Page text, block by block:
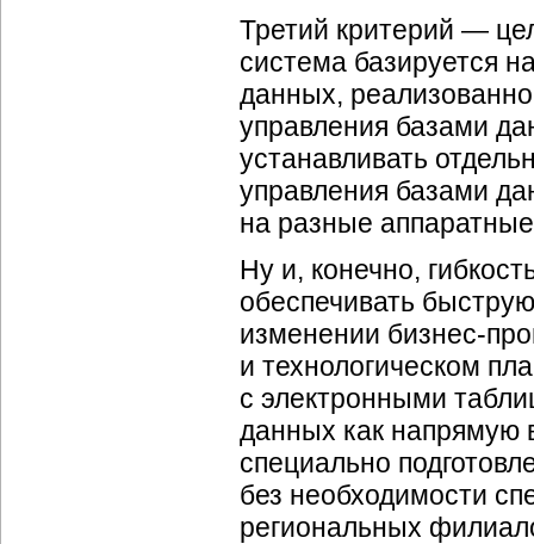
Третий критерий —
система базируется
данных,
управления базами
устанавливать
управления базами
на разные
Ну и, конечно,
обеспечивать
изменении бизнес-
и технологическом
с электронными
данных как напрямую
специально
без необходимости
региональных